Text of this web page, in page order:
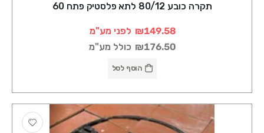
תקרה כובע 80/12 לתא פלסטיק פתח 60
₪149.58 לפני מע"מ
₪176.50 כולל מע"מ
הוסף לסל